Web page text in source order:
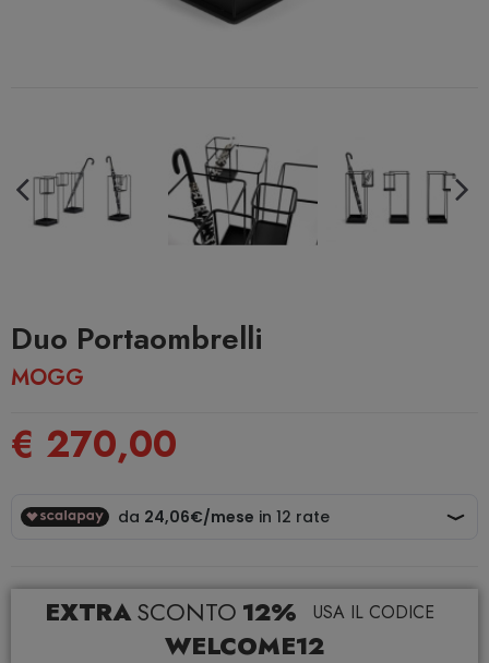
Duo Portaombrelli
MOGG
€ 270,00
EXTRA SCONTO 12% USA IL CODICE
WELCOME12